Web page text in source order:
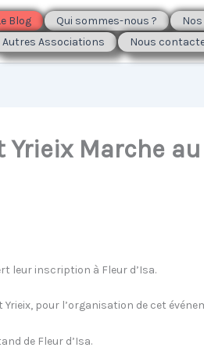
Blog Qui sommes-nous ?
Autres Associations Nous
Yrieix Marche au
leur inscription à Fleur d’Isa.
Yrieix, pour l’organisation de cet
de Fleur d’Isa.